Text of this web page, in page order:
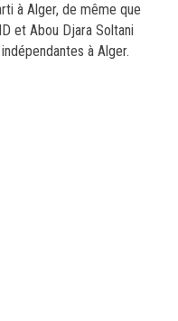
à Alger, de même que
et Abou Djara Soltani
à Alger.